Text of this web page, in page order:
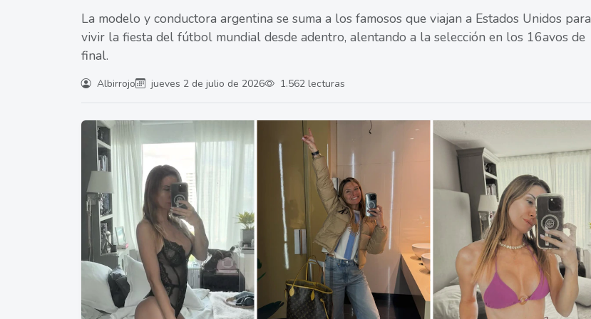
La modelo y conductora argentina se suma a los famosos que viajan a Estados Unidos para
vivir la fiesta del fútbol mundial desde adentro, alentando a la selección en los 16avos de
final.
Albirrojo jueves 2 de julio de 2026 1.562 lecturas